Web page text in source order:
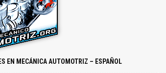
EN MECÁNICA AUTOMOTRIZ – ESPAÑOL